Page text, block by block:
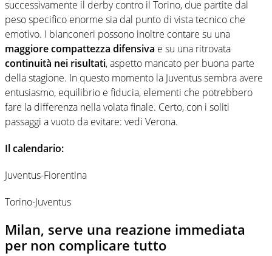
successivamente il derby contro il Torino, due partite dal
peso specifico enorme sia dal punto di vista tecnico che
emotivo. I bianconeri possono inoltre contare su una
maggiore compattezza difensiva e su una ritrovata
continuità nei risultati, aspetto mancato per buona parte
della stagione. In questo momento la Juventus sembra avere
entusiasmo, equilibrio e fiducia, elementi che potrebbero
fare la differenza nella volata finale. Certo, con i soliti
passaggi a vuoto da evitare: vedi Verona.
Il calendario:
Juventus-Fiorentina
Torino-Juventus
Milan, serve una reazione immediata
per non complicare tutto